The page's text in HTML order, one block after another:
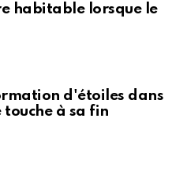
habitable lorsque le
d'étoiles dans
à sa fin